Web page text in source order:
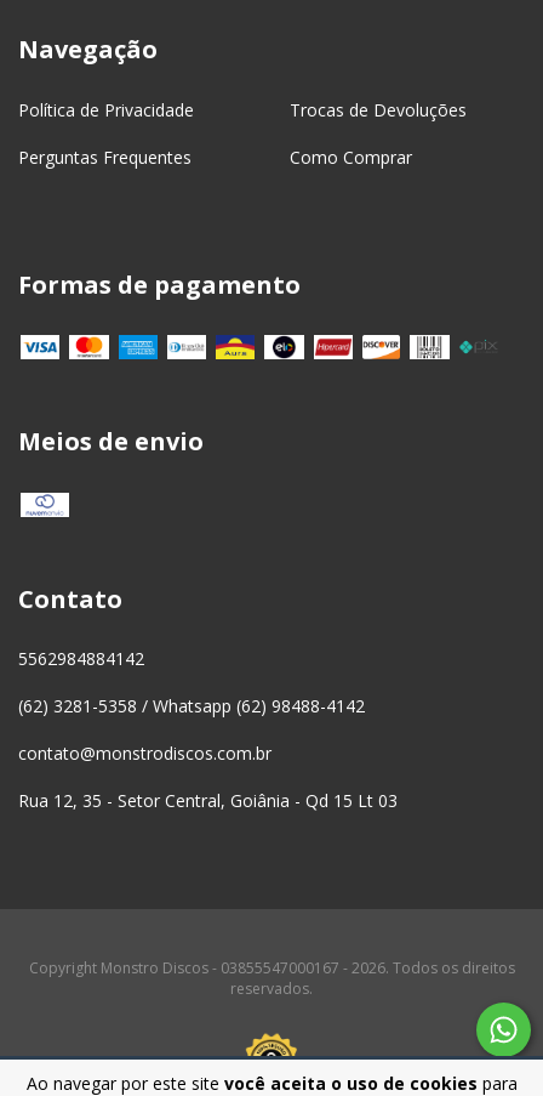
Ao navegar por este site você aceita o uso de cookies para
Navegação
Política de Privacidade Trocas de Devoluções
Perguntas Frequentes Como Comprar
Formas de pagamento
Meios de envio
Contato
5562984884142
(62) 3281-5358 / Whatsapp (62) 98488-4142
contato@monstrodiscos.com.br
Rua 12, 35 - Setor Central, Goiânia - Qd 15 Lt 03
Copyright Monstro Discos - 03855547000167 - 2026. Todos os direitos
reservados.